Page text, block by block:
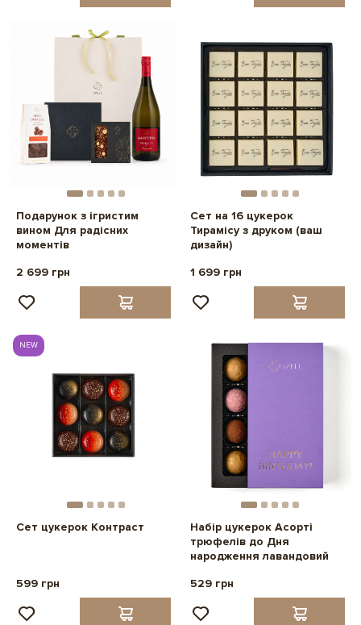
Подарунок з ігристим
вином Для радісних
моментів
2 699 грн
Сет на 16 цукерок
Тирамісу з друком (ваш
дизайн)
1 699 грн
NEW
Сет цукерок Контраст
599 грн
Набір цукерок Асорті
трюфелів до Дня
народження лавандовий
529 грн